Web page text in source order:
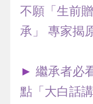
不願「生前
承」 專家揭
►繼承者必
點「大白話